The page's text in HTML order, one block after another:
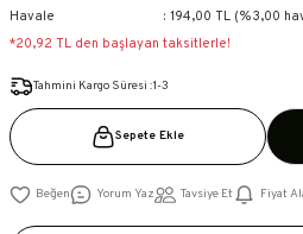
Havale
194,00 TL (%3,00
*20,92 TL den başlayan taksitlerle!
Tahmini Kargo Süresi :1-3
Sepete Ekle
Yorum Yaz Tavsiye Et Fiyat